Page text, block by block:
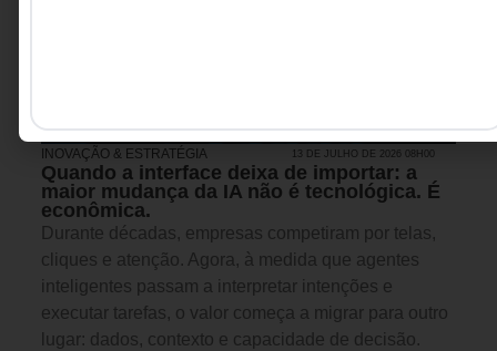
INOVAÇÃO & ESTRATÉGIA 13 DE JULHO DE 2026 08H00
Quando a interface deixa de importar: a
maior mudança da IA não é tecnológica. É
econômica.
Durante décadas, empresas competiram por telas,
cliques e atenção. Agora, à medida que agentes
inteligentes passam a interpretar intenções e
executar tarefas, o valor começa a migrar para outro
lugar: dados, contexto e capacidade de decisão.